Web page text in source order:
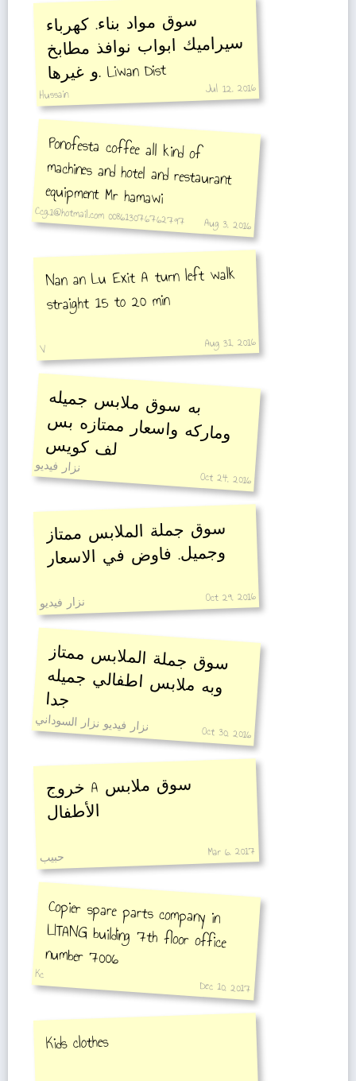
سوق مواد بناء. كهرباء
سيراميك ابواب نوافذ مطابخ
و غيرها
. Liwan Dist
Hussain Jul 12, 2016
Ponofesta coffee all kind of
machines and hotel and restaurant
equipment Mr hamawi
Ccg.1@hotmail.com 008613076762797 Aug 3, 2016
Nan an Lu Exit A turn left walk
straight 15 to 20 min
V Aug 31, 2016
به سوق ملابس جميله
وماركه واسعار ممتازه بس
لف كويس
نزار فيديو
Oct 24, 2016
سوق جملة الملابس ممتاز
وجميل. فاوض في الاسعار
نزار فيديو Oct 29, 2016
سوق جملة الملابس ممتاز
وبه ملابس اطفالي جميله
جدا
نزار فيديو نزار السوداني Oct 30, 2016
خروج A
سوق ملابس
الأطفال
حبيب Mar 6, 2017
Copier spare parts company in
LITANG building 7th floor office
number 7006
Kc
Dec 10, 2017
Kids clothes